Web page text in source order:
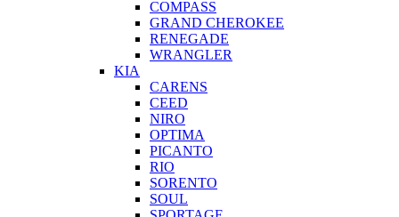
COMPASS
GRAND CHEROKEE
RENEGADE
WRANGLER
KIA
CARENS
CEED
NIRO
OPTIMA
PICANTO
RIO
SORENTO
SOUL